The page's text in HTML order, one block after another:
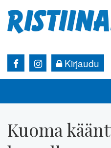
Kirjaudu
Kuoma